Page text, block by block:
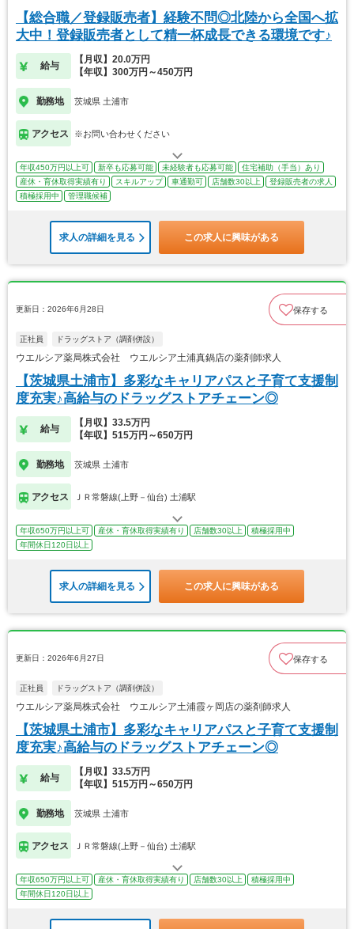
【総合職／登録販売者】経験不問◎北陸から全国へ拡
大中！登録販売者として精一杯成長できる環境です♪
給与
【月収】20.0万円
【年収】300万円～450万円
勤務地 茨城県 土浦市
アクセス ※お問い合わせください
年収450万円以上可 新卒も応募可能 未経験者も応募可能
住宅補助（手当）あり
産休・育休取得実績有り
スキルアップ 車通勤可 店舗数30以上
登録販売者の求人
積極採用中
管理職候補
求人の詳細を見る この求人に興味がある
更新日：2026年6月28日 保存する
正社員 ドラッグストア（調剤併設）
ウエルシア薬局株式会社 ウエルシア土浦真鍋店の薬剤師求人
【茨城県土浦市】多彩なキャリアパスと子育て支援制
度充実♪高給与のドラッグストアチェーン◎
給与
【月収】33.5万円
【年収】515万円～650万円
勤務地 茨城県 土浦市
アクセス ＪＲ常磐線(上野－仙台) 土浦駅
年収650万円以上可 産休・育休取得実績有り 店舗数30以上
積極採用中
年間休日120日以上
求人の詳細を見る この求人に興味がある
更新日：2026年6月27日 保存する
正社員 ドラッグストア（調剤併設）
ウエルシア薬局株式会社 ウエルシア土浦霞ヶ岡店の薬剤師求人
【茨城県土浦市】多彩なキャリアパスと子育て支援制
度充実♪高給与のドラッグストアチェーン◎
給与
【月収】33.5万円
【年収】515万円～650万円
勤務地 茨城県 土浦市
アクセス ＪＲ常磐線(上野－仙台) 土浦駅
年収650万円以上可 産休・育休取得実績有り 店舗数30以上
積極採用中
年間休日120日以上